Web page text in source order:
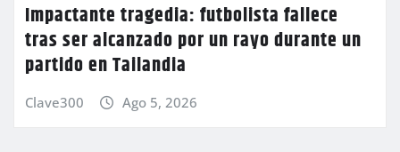
Impactante tragedia: futbolista fallece
tras ser alcanzado por un rayo durante un
partido en Tailandia
Clave300 Ago 5, 2026